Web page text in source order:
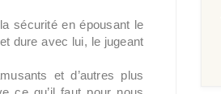
sécurité en épousant le
dure avec lui, le jugeant
et d’autres plus